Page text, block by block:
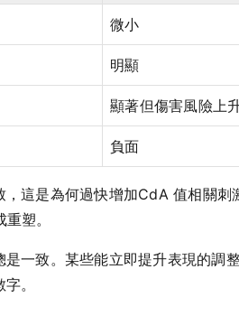
微小
明顯
顯著但傷害風險上
負面
這是為何過快增加CdA 值相關刺
塑。
是一致。某些能立即提升表現的調
。